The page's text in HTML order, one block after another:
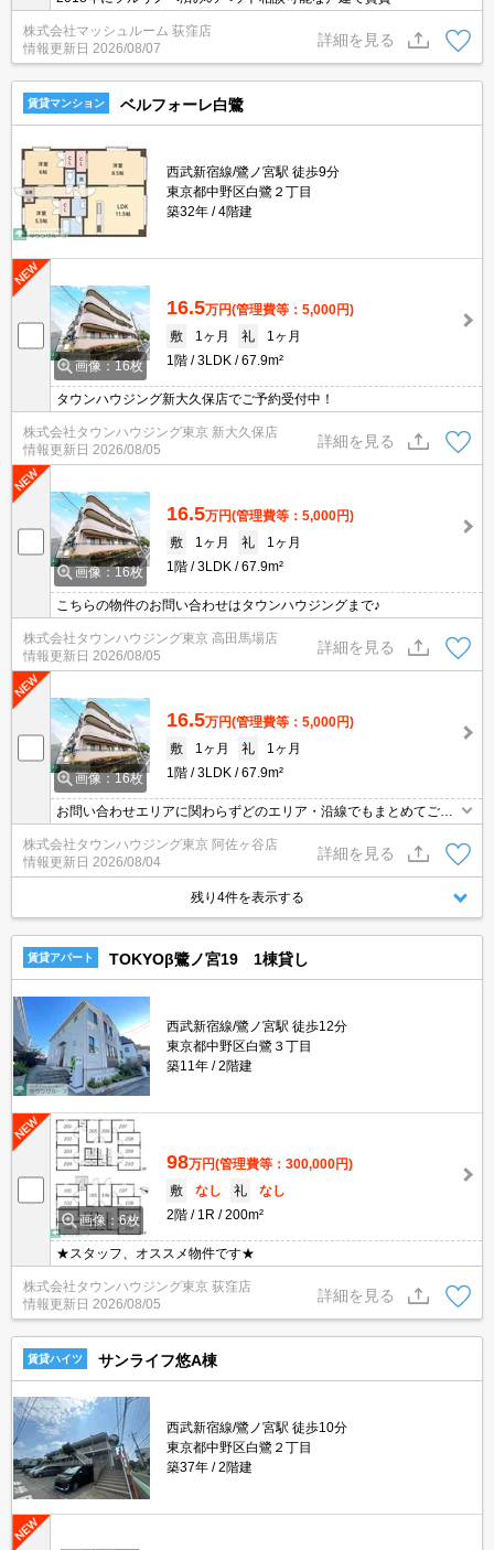
株式会社マッシュルーム 荻窪店
情報更新日 2026/08/07
詳細を見る
賃貸マンション ベルフォーレ白鷺
西武新宿線/鷺ノ宮駅 徒歩9分
東京都中野区白鷺２丁目
築32年
4階建
画像：16枚
16.5万円(管理費等：5,000円)
敷
1ヶ月 礼
1ヶ月
1階
3LDK 67.9m²
タウンハウジング新大久保店でご予約受付中！
株式会社タウンハウジング東京 新大久保店
情報更新日 2026/08/05
詳細を見る
画像：16枚
16.5万円(管理費等：5,000円)
敷
1ヶ月 礼
1ヶ月
1階
3LDK 67.9m²
こちらの物件のお問い合わせはタウンハウジングまで♪
株式会社タウンハウジング東京 高田馬場店
情報更新日 2026/08/05
詳細を見る
画像：16枚
16.5万円(管理費等：5,000円)
敷
1ヶ月 礼
1ヶ月
1階
3LDK 67.9m²
お問い合わせエリアに関わらずどのエリア・沿線でもまとめてご紹
株式会社タウンハウジング東京 阿佐ヶ谷店
情報更新日 2026/08/04
詳細を見る
残り4件を表示する
賃貸アパート TOKYOβ鷺ノ宮19 1棟貸し
西武新宿線/鷺ノ宮駅 徒歩12分
東京都中野区白鷺３丁目
築11年
2階建
画像：6枚
98万円(管理費等：300,000円)
敷
なし 礼
なし
2階
1R 200m²
★スタッフ、オススメ物件です★
株式会社タウンハウジング東京 荻窪店
情報更新日 2026/08/05
詳細を見る
賃貸ハイツ サンライフ悠A棟
西武新宿線/鷺ノ宮駅 徒歩10分
東京都中野区白鷺２丁目
築37年
2階建